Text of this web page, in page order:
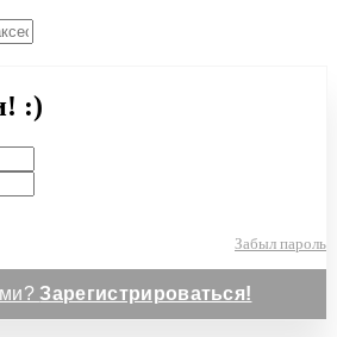
:)
Забыл пароль
Зарегистрироваться!